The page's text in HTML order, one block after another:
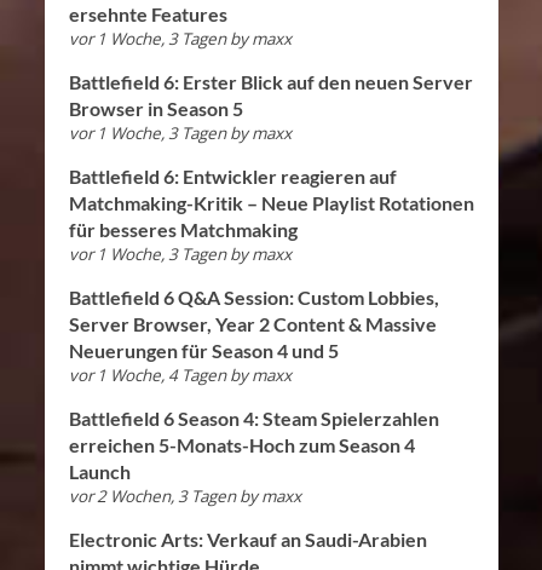
ersehnte Features
vor 1 Woche, 3 Tagen bymaxx
Battlefield 6: Erster Blick auf den neuen Server
Browser in Season 5
vor 1 Woche, 3 Tagen bymaxx
Battlefield 6: Entwickler reagieren auf
Matchmaking-Kritik – Neue Playlist Rotationen
für besseres Matchmaking
vor 1 Woche, 3 Tagen bymaxx
Battlefield 6 Q&A Session: Custom Lobbies,
Server Browser, Year 2 Content & Massive
Neuerungen für Season 4 und 5
vor 1 Woche, 4 Tagen bymaxx
Battlefield 6 Season 4: Steam Spielerzahlen
erreichen 5-Monats-Hoch zum Season 4
Launch
vor 2 Wochen, 3 Tagen bymaxx
Electronic Arts: Verkauf an Saudi-Arabien
nimmt wichtige Hürde